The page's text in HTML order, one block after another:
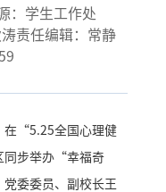
：学生工作处
责任编辑：常静
“5.25全国心理健
同步举办“幸福奇
委委员、副校长王